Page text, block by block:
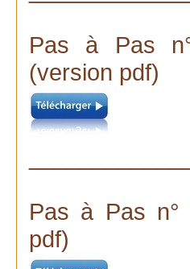
Pas à Pas
(version pdf)
Pas à Pas n°
pdf)